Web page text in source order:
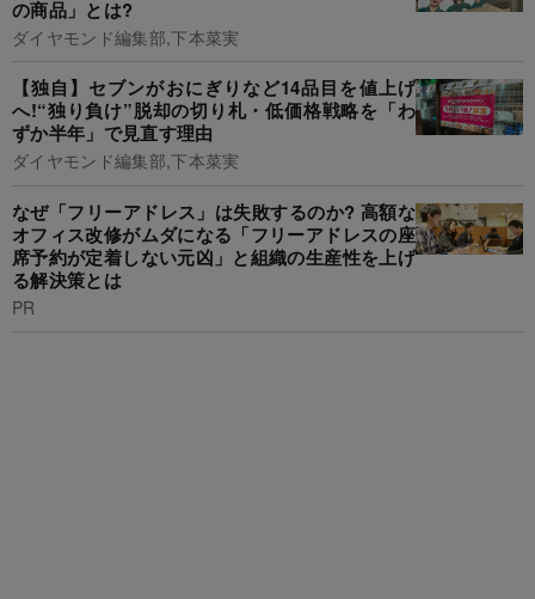
の商品」とは?
ダイヤモンド編集部,下本菜実
【独自】セブンがおにぎりなど14品目を値上げ
へ!“独り負け”脱却の切り札・低価格戦略を「わ
ずか半年」で見直す理由
ダイヤモンド編集部,下本菜実
なぜ「フリーアドレス」は失敗するのか? 高額な
オフィス改修がムダになる「フリーアドレスの座
席予約が定着しない元凶」と組織の生産性を上げ
る解決策とは
PR